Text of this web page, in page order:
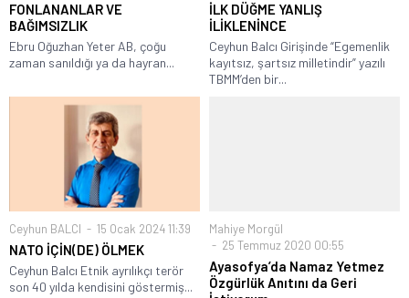
FONLANANLAR VE
BAĞIMSIZLIK
Ebru Oğuzhan Yeter AB, çoğu
zaman sanıldığı ya da hayran...
İLK DÜĞME YANLIŞ
İLİKLENİNCE
Ceyhun Balcı Girişinde “Egemenlik
kayıtsız, şartsız milletindir” yazılı
TBMM’den bir...
Ceyhun BALCI 15 Ocak 2024 11:39
NATO İÇİN(DE) ÖLMEK
Ceyhun Balcı Etnik ayrılıkçı terör
son 40 yılda kendisini göstermiş...
Mahiye Morgül
25 Temmuz 2020 00:55
Ayasofya’da Namaz Yetmez
Özgürlük Anıtını da Geri